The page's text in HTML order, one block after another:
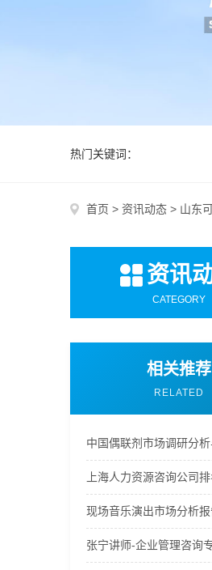
热门关键词：
首页 > 资讯动态 > 山东
资讯
CATEGORY
相关推荐
RELATED
上海人力资源咨询公司
现场音乐演出市场分析
张宁讲师-企业管理咨询